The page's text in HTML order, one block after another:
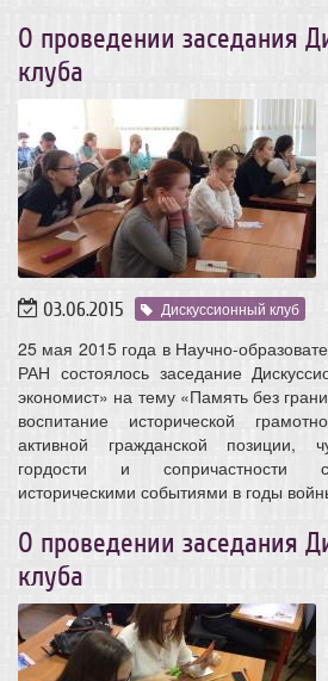
О проведении заседания
клуба
03.06.2015 Дискуссионный клуб
25 мая 2015 года в Научно-
РАН состоялось заседание
экономист» на тему «Память без
воспитание исторической
активной гражданской позиции,
гордости и сопричастности
историческими событиями в годы
О проведении заседания
клуба